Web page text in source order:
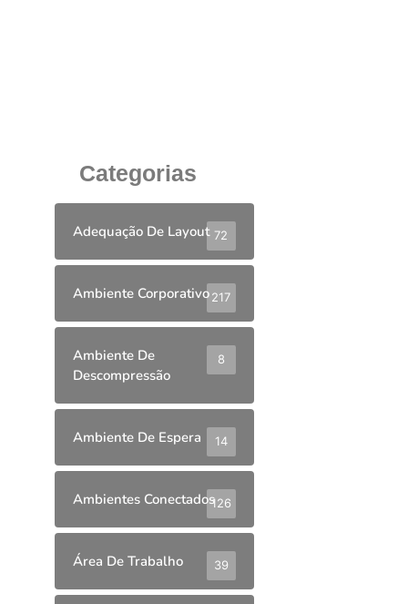
Categorias
Adequação De Layout 72
Ambiente Corporativo217
Ambiente De
Descompressão
8
Ambiente De Espera 14
Ambientes Conectados126
Área De Trabalho 39